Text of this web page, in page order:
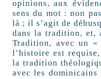
opinions, aux
sens du mot : non
là ; il s’agit de
dans la tradition, et,
Tradition, avec un
l’histoire est
la tradition
avec les dominicains